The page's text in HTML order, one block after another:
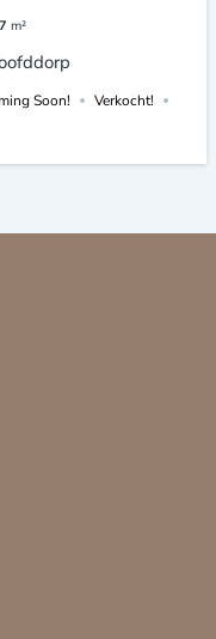
m²
Soon!
Verkocht!